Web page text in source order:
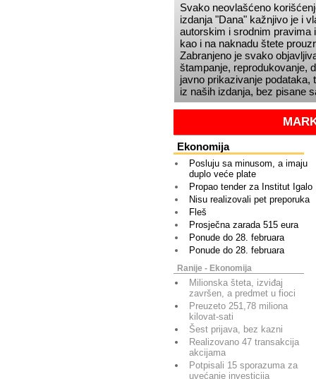
Svako neovlašćeno
izdanja Dana kažnjivo je i
autorskim i srodnim pravima
kao i na naknadu štete
Zabranjeno je svako
štampanje, reprodukovanje,
javno prikazivanje podataka,
iz naših izdanja, bez pisane
Ekonomija
Posluju sa minusom, a imaju
duplo veće plate
Propao tender za Institut Igalo
Nisu realizovali pet preporuka
Fleš
Prosječna zarada 515 eura
Ponude do 28. februara
Ponude do 28. februara
Ranije - Ekonomija
Milionska šteta, izviđaj
završen, a predmet u fioci
Preuzeto 251,78 miliona
kilovat-sati
Šest prijava, bez kazni
Realizovano 47 transakcija
akcijama
Potpisali 15 sporazuma za
uvećanje investicija